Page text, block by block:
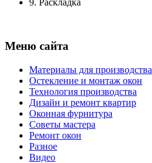
Меню сайта
Материалы для производства
Остекление и монтаж окон
Технология производства
Дизайн и ремонт квартир
Оконная фурнитура
Советы мастера
Ремонт окон
Разное
Видео